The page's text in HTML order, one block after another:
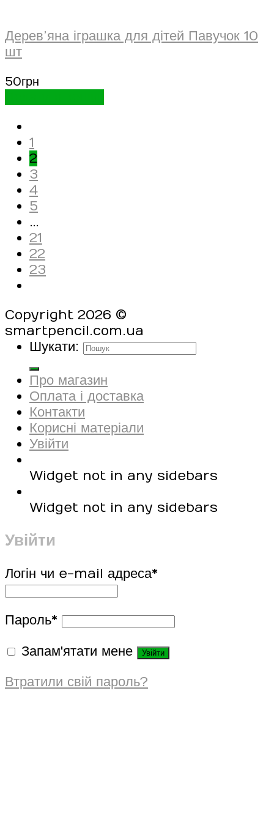
Дерев’яна іграшка для дітей Павучок 10
шт
50грн
1
2
3
4
5
…
21
22
23
Copyright 2026 ©
smartpencil.com.ua
Шукати:
Про магазин
Оплата і доставка
Контакти
Корисні матеріали
Увійти
Widget not in any sidebars
Widget not in any sidebars
Увійти
Логін чи e-mail адреса*
Пароль*
Запам'ятати мене
Увійти
Втратили свій пароль?